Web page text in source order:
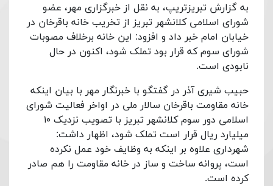
به گزارش تبریزتریپ، به نقل از خبرگزاری مهر، عضو
شورای اسلامی کلانشهر تبریز از تخریب خانه باقرخان در
خیابان امام خبر داد و افزود: این خانه برخلاف مصوبات
شورای سوم که قرار بود تملک شود، اکنون در حال
نابودی است.
حبیب شیری آذر در گفتگو با خبرنگار مهر با بیان اینکه
خانه مقاومت باقرخان سالار ملی در اواخر فعالیت شورای
اسلامی دور سوم کلانشهر تبریز با تصویب نزدیک ۱۰
میلیارد ریال قرار است تملک شود، اظهار داشت:
شهرداری علاوه بر اینکه به وظایف خود عمل نکرده
است، پروانه ساخت و ساز در خانه مقاومت را هم صادر
کرده است.